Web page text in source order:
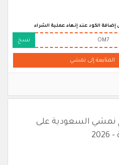
إضافة الكود عند إنهاء عملية الشراء
OM7 نسخ
المتابعة إلى نمشي
نمشي السعودية على